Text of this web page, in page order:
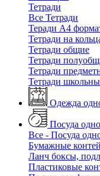
Тетради
Все Тетради
Теради А4
Тетради на
Тетради общие
Тетради
Тетради
Тетради
Одежда
Посуда
Все - Посуда
Бумажные
Ланч боксы,
Пластиковые